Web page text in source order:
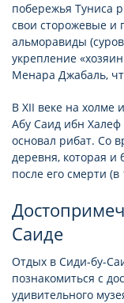
побережья Туниса
свои сторожевые и
альморавиды
укрепление
Менара Джабаль,
В XII веке на холме
Абу Саид ибн
основал рибат. Со
деревня, которая
после его смерти (в
Саиде
Отдых в Сиди-бу-
познакомиться с
удивительного